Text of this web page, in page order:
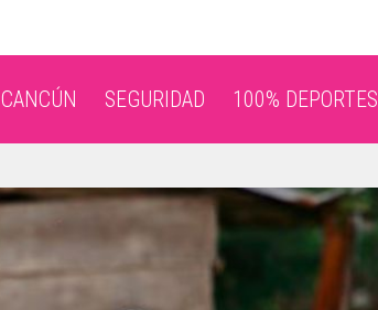
CANCÚN SEGURIDAD 100% DEPORTES